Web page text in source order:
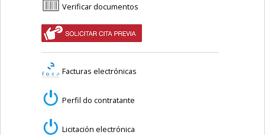
Verificar documentos
Facturas electrónicas
Perfil do contratante
Licitación electrónica